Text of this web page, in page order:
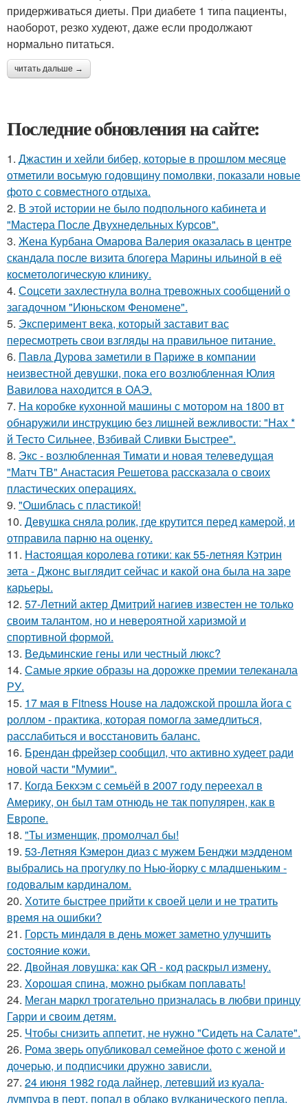
придерживаться диеты. При диабете 1 типа пациенты,
наоборот, резко худеют, даже если продолжают
нормально питаться.
читать дальше →
Последние обновления на сайте:
1. Джастин и хейли бибер, которые в прошлом месяце
отметили восьмую годовщину помолвки, показали новые
фото с совместного отдыха.
2. В этой истории не было подпольного кабинета и
"Мастера После Двухнедельных Курсов".
3. Жена Курбана Омарова Валерия оказалась в центре
скандала после визита блогера Марины ильиной в её
косметологическую клинику.
4. Соцсети захлестнула волна тревожных сообщений о
загадочном "Июньском Феномене".
5. Эксперимент века, который заставит вас
пересмотреть свои взгляды на правильное питание.
6. Павла Дурова заметили в Париже в компании
неизвестной девушки, пока его возлюбленная Юлия
Вавилова находится в ОАЭ.
7. На коробке кухонной машины с мотором на 1800 вт
обнаружили инструкцию без лишней вежливости: "Нах *
й Тесто Сильнее, Взбивай Сливки Быстрее".
8. Экс - возлюбленная Тимати и новая телеведущая
"Матч ТВ" Анастасия Решетова рассказала о своих
пластических операциях.
9. "Ошиблась с пластикой!
10. Девушка сняла ролик, где крутится перед камерой, и
отправила парню на оценку.
11. Настоящая королева готики: как 55-летняя Кэтрин
зета - Джонс выглядит сейчас и какой она была на заре
карьеры.
12. 57-Летний актер Дмитрий нагиев известен не только
своим талантом, но и невероятной харизмой и
спортивной формой.
13. Ведьминские гены или честный люкс?
14. Самые яркие образы на дорожке премии телеканала
РУ.
15. 17 мая в Fitness House на ладожской прошла йога с
роллом - практика, которая помогла замедлиться,
расслабиться и восстановить баланс.
16. Брендан фрейзер сообщил, что активно худеет ради
новой части "Мумии".
17. Когда Бекхэм с семьёй в 2007 году переехал в
Америку, он был там отнюдь не так популярен, как в
Европе.
18. "Ты изменщик, промолчал бы!
19. 53-Летняя Кэмерон диаз с мужем Бенджи мэдденом
выбрались на прогулку по Нью-йорку с младшеньким -
годовалым кардиналом.
20. Хотите быстрее прийти к своей цели и не тратить
время на ошибки?
21. Горсть миндаля в день может заметно улучшить
состояние кожи.
22. Двойная ловушка: как QR - код раскрыл измену.
23. Хорошая спина, можно рыбкам поплавать!
24. Меган маркл трогательно призналась в любви принцу
Гарри и своим детям.
25. Чтобы снизить аппетит, не нужно "Сидеть на Салате".
26. Рома зверь опубликовал семейное фото с женой и
дочерью, и подписчики дружно зависли.
27. 24 июня 1982 года лайнер, летевший из куала-
лумпура в перт, попал в облако вулканического пепла,